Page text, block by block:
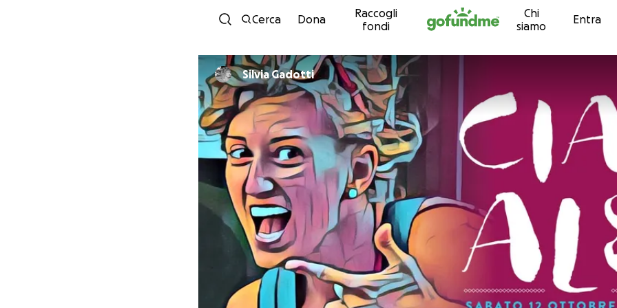
Vai al contenuto
Cerca Dona
Raccogli
fondi
Chi
siamo
Entra
Silvia Gadotti